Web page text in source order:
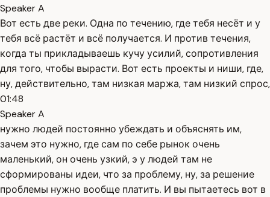
Speaker A
Вот есть две реки. Одна по течению, где тебя несёт и у
тебя всё растёт и всё получается. И против течения,
когда ты прикладываешь кучу усилий, сопротивления
для того, чтобы вырасти. Вот есть проекты и ниши, где,
ну, действительно, там низкая маржа, там низкий спрос,
01:48
Speaker A
нужно людей постоянно убеждать и объяснять им,
зачем это нужно, где сам по себе рынок очень
маленький, он очень узкий, э у людей там не
сформированы идеи, что за проблему, ну, за решение
проблемы нужно вообще платить. И вы пытаетесь вот в